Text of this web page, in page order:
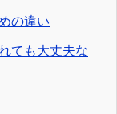
の違い
ても大丈夫な